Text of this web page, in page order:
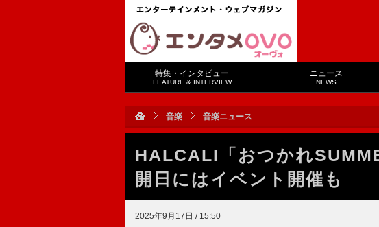
特集・インタビュー
FEATURE & INTERVIEW
ニュース
NEWS
音楽 音楽ニュース
HALCALI「おつかれ
開日にはイベント開催も
2025年9月17日 / 15:50